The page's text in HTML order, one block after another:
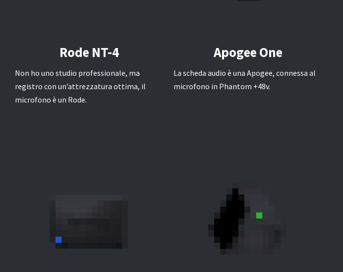
Rode NT-4
Non ho uno studio professionale, ma
registro con un’attrezzatura ottima, il
microfono è un Rode.
Apogee One
La scheda audio è una Apogee, connessa al
microfono in Phantom +48v.